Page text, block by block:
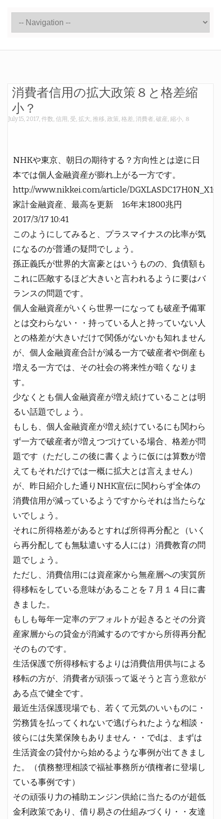
消費者信用の拡大政策８と格差縮
小？
July 15, 2017, 件数, 信用 , 受, 拡大, 推移, 政策, 格差, 消費者, 破産, 縮小, ８
NHKや東京、朝日の期待する？方向性とは逆に日
本では個人金融資産が膨れ上がる一方です。
http://www.nikkei.com/article/
家計金融資産、最高を更新 16年末1800兆円
2017/3/17 10:41
このようにしてみると、プラスマイナスの比率が気
になるのが普通の疑問でしょう。
孫正義氏が世界的大富豪とはいうものの、負債額も
これに匹敵するほど大きいと言われるように要はバ
ランスの問題です。
個人金融資産がいくら世界一になっても破産予備軍
とは交わらない・・持っている人と持っていない人
との格差が大きいだけで関係がないかも知れません
が、個人金融資産合計が減る一方で破産者や倒産も
増える一方では、その社会の将来性が暗くなりま
す。
少なくとも個人金融資産が増え続けていることは明
るい話題でしょう。
もしも、個人金融資産が増え続けているにも関わら
ず一方で破産者が増えつづけている場合、格差が問
題です（ただしこの後に書くように仮には算数が増
えてもそれだけでは一概に拡大とは言えません）
が、昨日紹介した通りNHK宣伝に関わらず全体の
消費信用が減っているようですからそれは当たらな
いでしょう。
それに所得格差があるとすれば所得再分配と（いく
ら再分配しても無駄遣いする人には）消費教育の問
題でしょう。
ただし、消費信用には資産家から無産層への実質所
得移転をしている意味があることを７月１４日に書
きました。
もしも毎年一定率のデフォルトが起きるとその分資
産家層からの貸金が消滅するのですから所得再分配
そのものです。
生活保護で所得移転するよりは消費信用供与による
移転の方が、消費者が頑張って返そうと言う意欲が
ある点で健全です。
最近生活保護現場でも、若くて元気のいいものに・
労務賃を払ってくれないで逃げられたような相談・
彼らには失業保険もありません・・でdは、まずは
生活資金の貸付から始めるような事例が出てきまし
た。（債務整理相談で福祉事務所が債権者に登場し
ている事例です）
その頑張り力の補助エンジン供給に当たるのが超低
金利政策であり、借り易さの仕組みづくり・・友達